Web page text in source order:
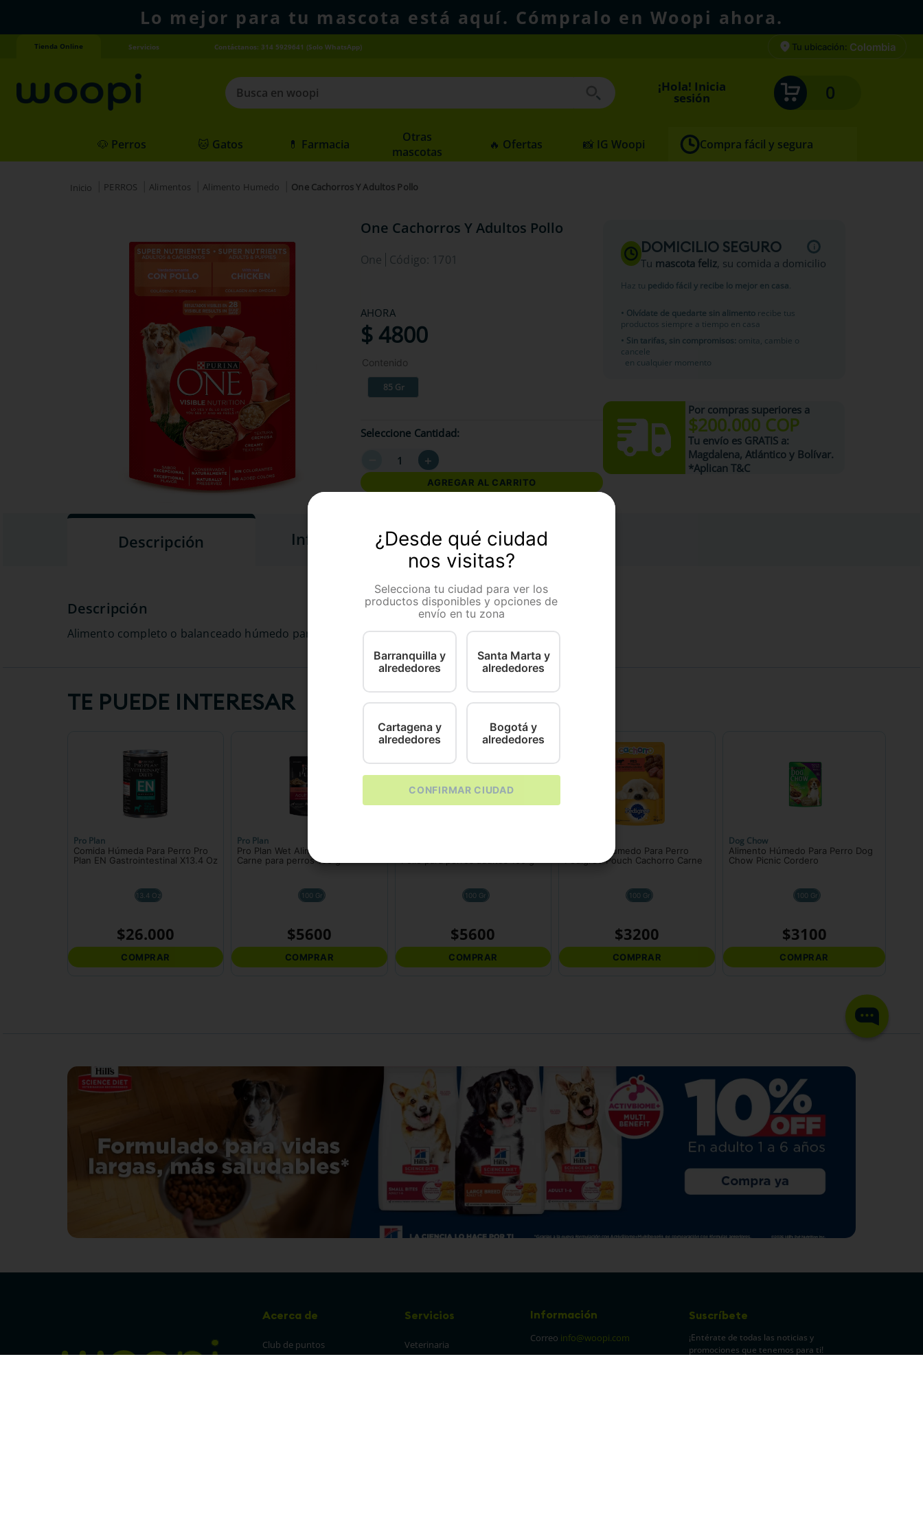
Lo mejor para tu mascota está aquí. Cómpralo en Woopi ahora.
Tienda Online Servicios Contáctanos: 314 5929641 (Solo WhatsApp) Tu ubicación: Colombia
Busca en woopi
1
agility gold
¡Hola! Inicia
sesión 0
🐶 Perros 🐱 Gatos 💊 Farmacia
Otras
mascotas
🔥 Ofertas 📸 IG Woopi Compra fácil y segura
PERROS Alimentos Alimento Humedo One Cachorros Y Adultos Pollo
One Cachorros Y Adultos Pollo
One Código: 1701
AHORA
$ 4800
Contenido
85 Gr
Seleccione Cantidad
＋
AGREGAR AL CARRITO
DOMICILIO SEGURO
Tu mascota feliz, su comida a domicilio
Haz tu pedido fácil y recibe lo mejor en casa
• Olvídate de quedarte sin alimentorecibe tus
productos siempre a tiempo en casa
• Sin tarifas, sin compromisos: omita, cambie o
cancele
en cualquier momento
Por compras superiores a
$200.000 COP
Tu envío es GRATISa:
Magdalena, Atlántico y Bolívar.
*Aplican T&C
Descripción Información Adicional
Alimento completo o balanceado húmedo para perros adultos y cachorros de todos los tamaños.
TE PUEDE INTERESAR
Pro Plan
Comida Húmeda Para Perro Pro
Plan EN Gastrointestinal X13.4 Oz
13.4 Oz
$26.000
COMPRAR
Pro Plan
Pro Plan Wet Alimento Húmedo
Carne para perros 100 g
100 Gr
$5600
COMPRAR
100 Gr
$5600
COMPRAR
Alimento Húmedo Para Perro
Pedigree Pouch Cachorro Carne
100 Gr
$3200
COMPRAR
Dog Chow
Alimento Húmedo Para Perro Dog
Chow Picnic Cordero
100 Gr
$3100
COMPRAR
Acerca de
Club de puntos
Servicios
Veterinaria
Información
Correo info@woopi.com
Suscríbete
¡Entérate de todas las noticias y
promociones que tenemos para ti!
¿Desde qué ciudad
nos visitas?
Selecciona tu ciudad para ver los
productos disponibles y opciones de
envío en tu zona
Barranquilla y
alrededores
Santa Marta y
alrededores
Cartagena y
alrededores
Bogotá y
alrededores
CONFIRMAR CIUDAD